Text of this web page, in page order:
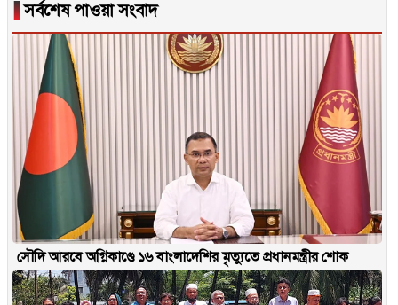
▐সর্বশেষ পাওয়া সংবাদ
সৌদি আরবে অগ্নিকাণ্ডে ১৬ বাংলাদেশির মৃত্যুতে প্রধানমন্ত্রীর শোক